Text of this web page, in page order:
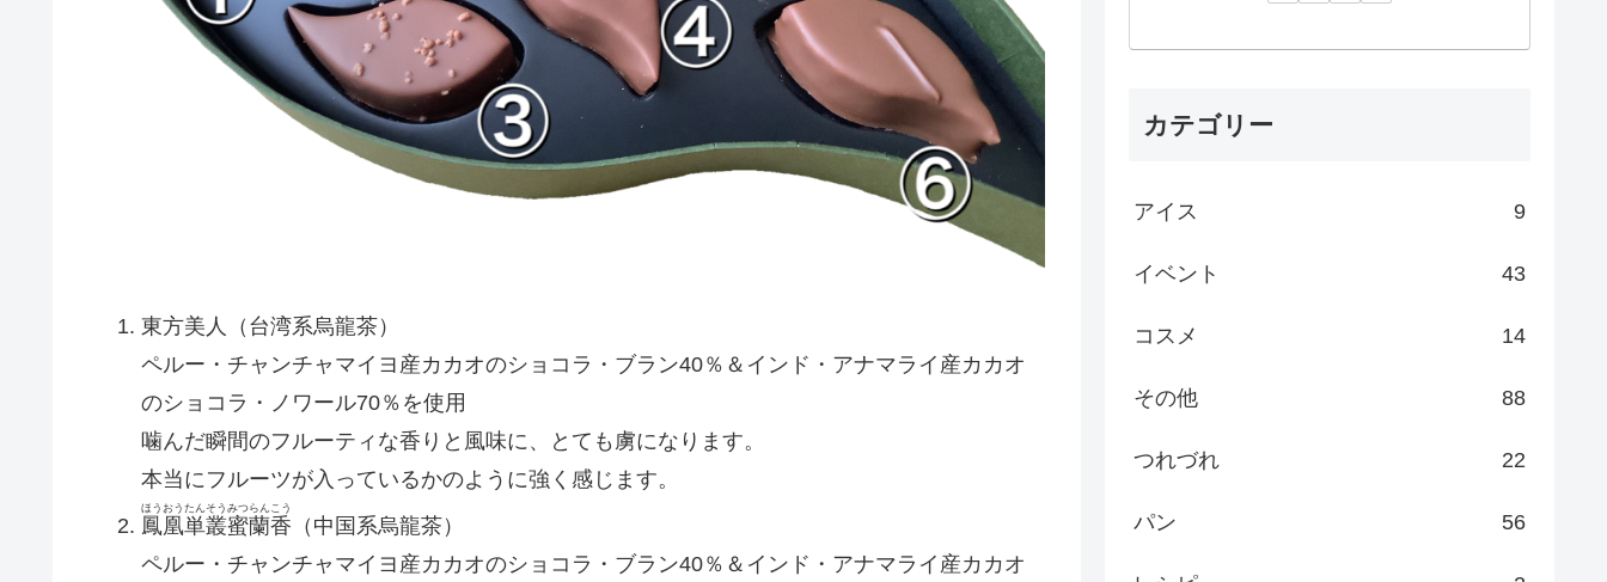
東方美人（台湾系烏龍茶）
ペルー・チャンチャマイヨ産カカオのショコラ・ブラン40％＆インド・アナマライ産カカオ
のショコラ・ノワール70％を使用
噛んだ瞬間のフルーティな香りと風味に、とても虜になります。
本当にフルーツが入っているかのように強く感じます。
鳳凰単叢蜜蘭香
ほうおうたんそうみつらんこう
（中国系烏龍茶）
ペルー・チャンチャマイヨ産カカオのショコラ・ブラン40％＆インド・アナマライ産カカオ
カテゴリー
アイス 9
イベント 43
コスメ 14
その他 88
つれづれ 22
パン 56